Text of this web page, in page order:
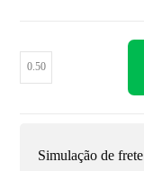
Simulação de frete